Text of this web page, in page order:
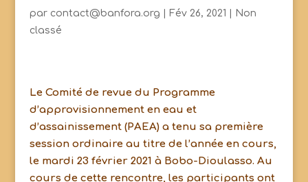
par contact@banfora.org Fév 26, 2021
Non
classé
Le Comité de revue du Programme
d’approvisionnement en eau et
d’assainissement (PAEA) a tenu sa première
session ordinaire au titre de l’année en cours,
le mardi 23 février 2021 à Bobo-Dioulasso. Au
cours de cette rencontre, les participants ont